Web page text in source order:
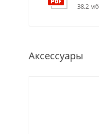
38,2 мб
Аксессуары